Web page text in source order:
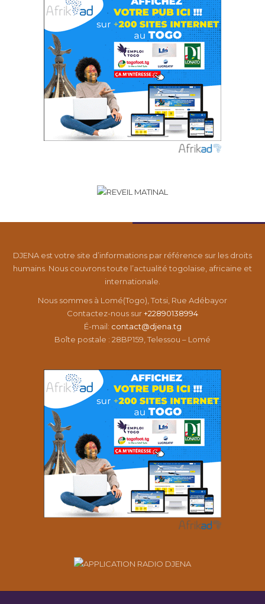
DJENA est votre site d’informations par référence sur les droits
humains. Nous couvrons toute l’actualité togolaise, africaine et
internationale.
Nous sommes à Lomé(Togo), Totsi, Rue Adébayor
Contactez-nous sur+22890138994
É-mail: contact@djena.tg
Boîte postale : 28BP159, Telessou – Lomé